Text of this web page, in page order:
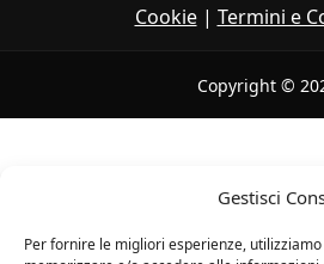
Gestisci
Per fornire le migliori esperienze,
Cookie| Termini e
Copyright ©